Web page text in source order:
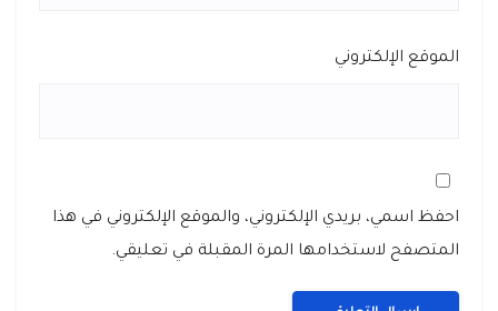
الموقع الإلكتروني
احفظ اسمي، بريدي الإلكتروني، والموقع الإلكتروني في هذا
المتصفح لاستخدامها المرة المقبلة في تعليقي.